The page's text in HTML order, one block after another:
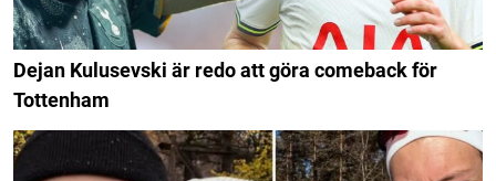
Dejan Kulusevski är redo att göra comeback för
Tottenham